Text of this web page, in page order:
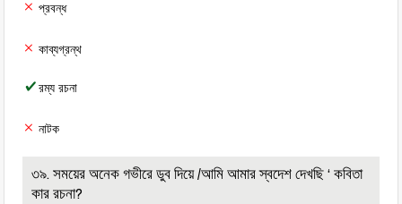
প্রবন্ধ
কাব্যগ্রন্থ
রম্য রচনা
নাটক
৩৯. সময়ের অনেক গভীরে ডুব দিয়ে /আমি আমার স্বদেশ দেখছি ‘ কবিতা
কার রচনা?